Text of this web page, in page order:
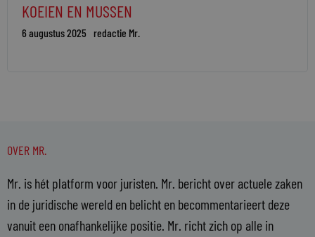
KOEIEN EN MUSSEN
6 augustus 2025 redactie Mr.
OVER MR.
Mr. is hét platform voor juristen. Mr. bericht over actuele zaken
in de juridische wereld en belicht en becommentarieert deze
vanuit een onafhankelijke positie. Mr. richt zich op alle in